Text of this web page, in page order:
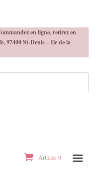
en ligne, retirez en
97400 St-Denis – Ile de la
Articles 0